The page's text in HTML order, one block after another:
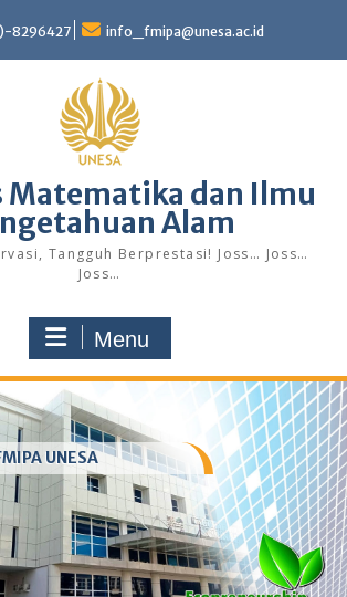
8296427 info_fmipa@unesa.ac.id
Matematika dan Ilmu
Alam
Tangguh Berprestasi! Joss… Joss…
Joss…
Menu
UNESA